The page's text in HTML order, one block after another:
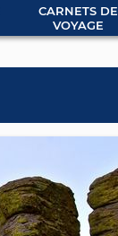
CARNETS DE
VOYAGE